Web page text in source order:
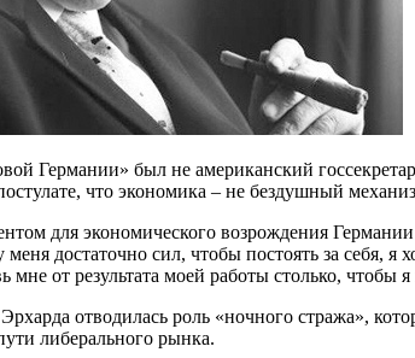
Германии» был не американский
что экономика – не бездушный
для экономического возрождения
меня достаточно сил, чтобы постоять за себя,
мне от результата моей работы столько,
Эрхарда отводилась роль «ночного стража»,
либерального рынка.